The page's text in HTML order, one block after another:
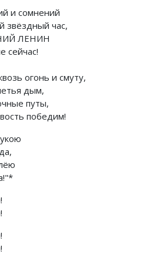
и сомнений
звёздный час,
ЛЕНИН
сейчас!
огонь и смуту,
дым,
путы,
победим!